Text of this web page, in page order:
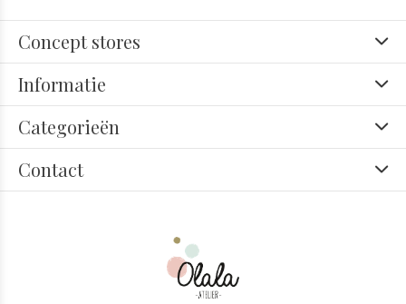
Concept stores
Informatie
Categorieën
Contact